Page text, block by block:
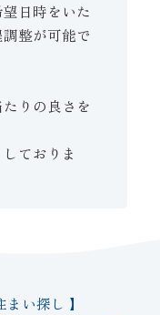
日時をいた
整が可能で
りの良さを
ておりま
い探し 】